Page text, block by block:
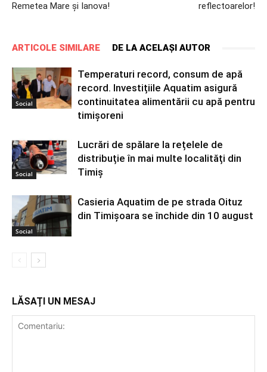
Remetea Mare și Ianova!
reflectoarelor!
ARTICOLE SIMILARE DE LA ACELAȘI AUTOR
Social
Temperaturi record, consum de apă
record. Investițiile Aquatim asigură
continuitatea alimentării cu apă pentru
timișoreni
Social
Lucrări de spălare la rețelele de
distribuție în mai multe localități din
Timiș
Social
Casieria Aquatim de pe strada Oituz
din Timișoara se închide din 10 august
LĂSAȚI UN MESAJ